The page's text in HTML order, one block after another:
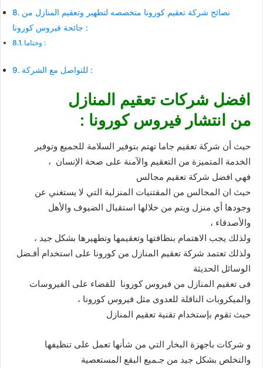
نصائح شركة تعقيم كورونا متخصصه لتطهير وتعقيم المنازل من
جائحة فيروس كورونا :
وختاما :
للتواصل مع الشركة :
افضل شركات تعقيم المنازل
من انتشار فيروس كورونا :
حيث أن شركة تعقيم جاما تهتم بتوفير السلامة للجميع وتوفير
الخدمة المتميزة من التعقيم والآمنة على صحة الإنسان ،
فهي افضل شركة تعقيم مجالس
حيث ان المجالس من المقتنيات المنزلية التي لا يستغني عن
وجودها أي منزل ويتم من خلالها استقبال الضيوف والأهل
والأصدقاء ،
ولذلك يجب الاهتمام بنظافتها وتعقيمها وتطهيرها بشكل جيد ،
ولذلك تعتمد شركة تعقيم المنازل من كورونا على استخدام أفـضل
الوسائل الحديثة
فى تعقيم المنازل من فيروس كورونا للقضاء على الفيروسات
والميكروبات الناقلة للعدوى مثل فيروس كورونا ،
حيث تقوم بإستخدام تقنية تعقيم المنازل
و شركات باجهزة البخار التي من شأنها تعمل على تنظيفها
والتخلص بشكل جيد من جـميع البقع المستعصية